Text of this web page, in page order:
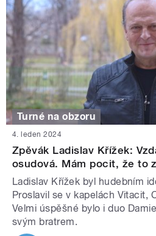
Turné na obzoru
4. leden 2024
Zpěvák Ladislav Křížek:
osudová. Mám pocit, že to
Ladislav Křížek byl hudebním
Proslavil se v kapelách Vitacit,
Velmi úspěšné bylo i duo
svým bratrem.